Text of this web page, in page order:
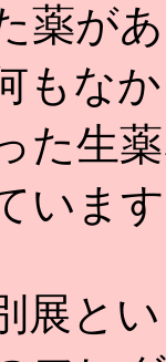
薬が
もな
た生
いま
と